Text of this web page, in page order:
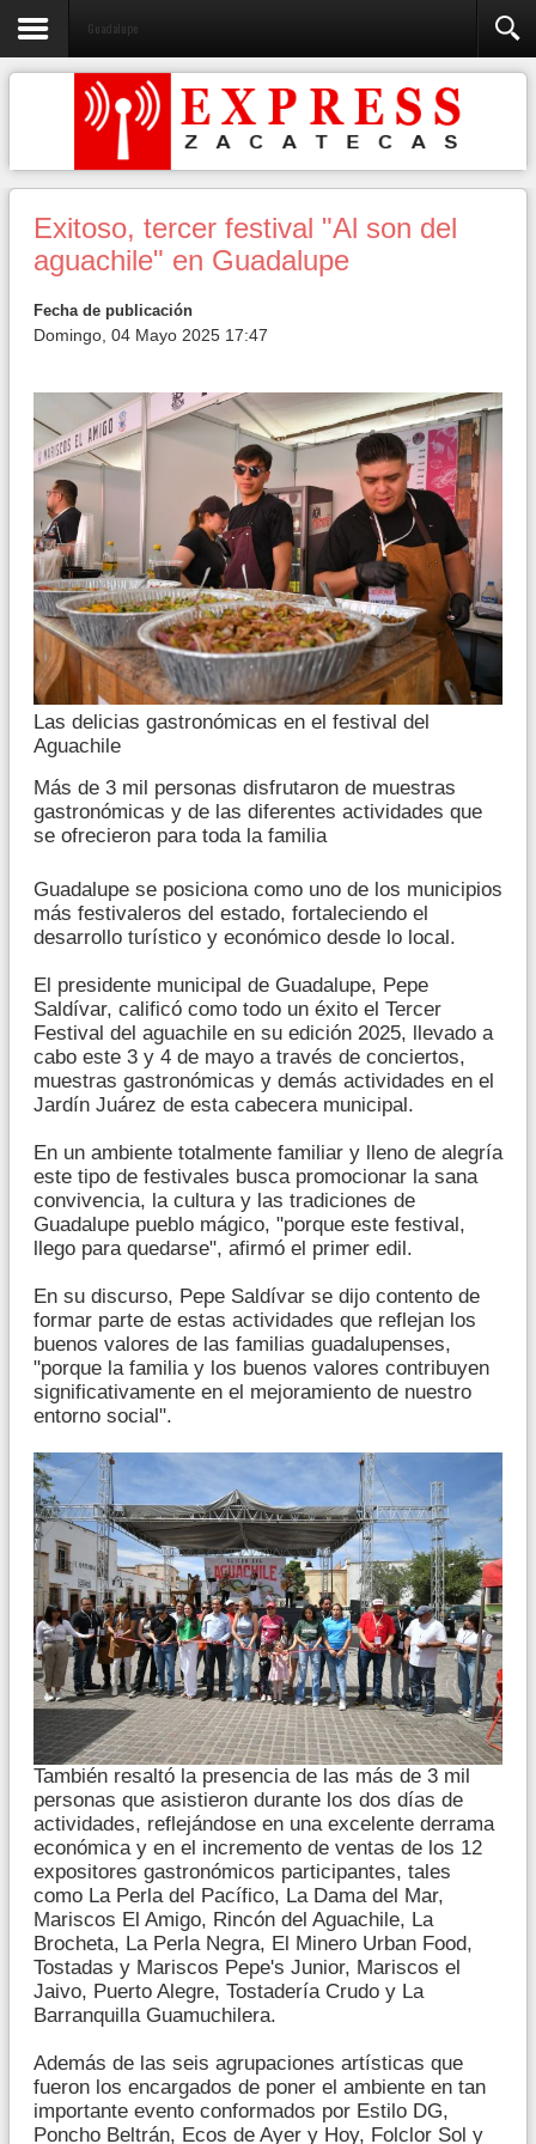
Guadalupe
Exitoso, tercer festival "Al son del
aguachile" en Guadalupe
Fecha de publicación
Domingo, 04 Mayo 2025 17:47
Las delicias gastronómicas en el festival del
Aguachile
Más de 3 mil personas disfrutaron de muestras
gastronómicas y de las diferentes actividades que
se ofrecieron para toda la familia
Guadalupe se posiciona como uno de los municipios
más festivaleros del estado, fortaleciendo el
desarrollo turístico y económico desde lo local.
El presidente municipal de Guadalupe, Pepe
Saldívar, calificó como todo un éxito el Tercer
Festival del aguachile en su edición 2025, llevado a
cabo este 3 y 4 de mayo a través de conciertos,
muestras gastronómicas y demás actividades en el
Jardín Juárez de esta cabecera municipal.
En un ambiente totalmente familiar y lleno de alegría
este tipo de festivales busca promocionar la sana
convivencia, la cultura y las tradiciones de
Guadalupe pueblo mágico, "porque este festival,
llego para quedarse", afirmó el primer edil.
En su discurso, Pepe Saldívar se dijo contento de
formar parte de estas actividades que reflejan los
buenos valores de las familias guadalupenses,
"porque la familia y los buenos valores contribuyen
significativamente en el mejoramiento de nuestro
entorno social".
También resaltó la presencia de las más de 3 mil
personas que asistieron durante los dos días de
actividades, reflejándose en una excelente derrama
económica y en el incremento de ventas de los 12
expositores gastronómicos participantes, tales
como La Perla del Pacífico, La Dama del Mar,
Mariscos El Amigo, Rincón del Aguachile, La
Brocheta, La Perla Negra, El Minero Urban Food,
Tostadas y Mariscos Pepe's Junior, Mariscos el
Jaivo, Puerto Alegre, Tostadería Crudo y La
Barranquilla Guamuchilera.
Además de las seis agrupaciones artísticas que
fueron los encargados de poner el ambiente en tan
importante evento conformados por Estilo DG,
Poncho Beltrán, Ecos de Ayer y Hoy, Folclor Sol y